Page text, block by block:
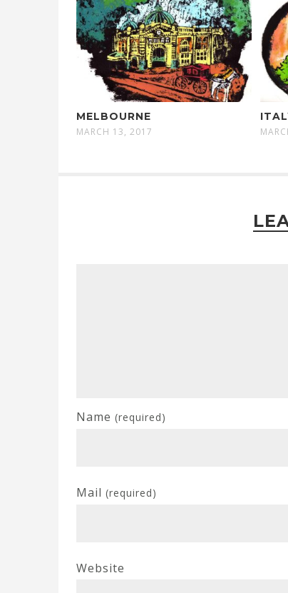
MELBOURNE
MARCH 13, 2017
Name (required)
Mail (required)
Website